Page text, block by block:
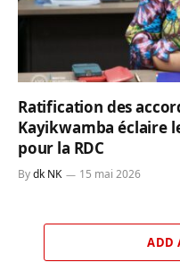
Ratification des
Kayikwamba éclaire
pour la RDC
Bydk NK 15 mai 2026
ADD